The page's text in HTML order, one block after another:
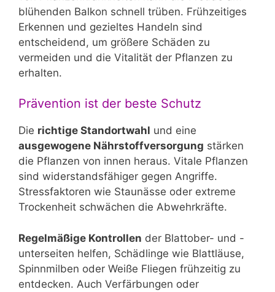
blühenden Balkon schnell trüben. Frühzeitiges
Erkennen und gezieltes Handeln sind
entscheidend, um größere Schäden zu
vermeiden und die Vitalität der Pflanzen zu
erhalten.
Prävention ist der beste Schutz
Die richtige Standortwahl und eine
ausgewogene Nährstoffversorgung stärken
die Pflanzen von innen heraus. Vitale Pflanzen
sind widerstandsfähiger gegen Angriffe.
Stressfaktoren wie Staunässe oder extreme
Trockenheit schwächen die Abwehrkräfte.
Regelmäßige Kontrollen der Blattober- und -
unterseiten helfen, Schädlinge wie Blattläuse,
Spinnmilben oder Weiße Fliegen frühzeitig zu
entdecken. Auch Verfärbungen oder